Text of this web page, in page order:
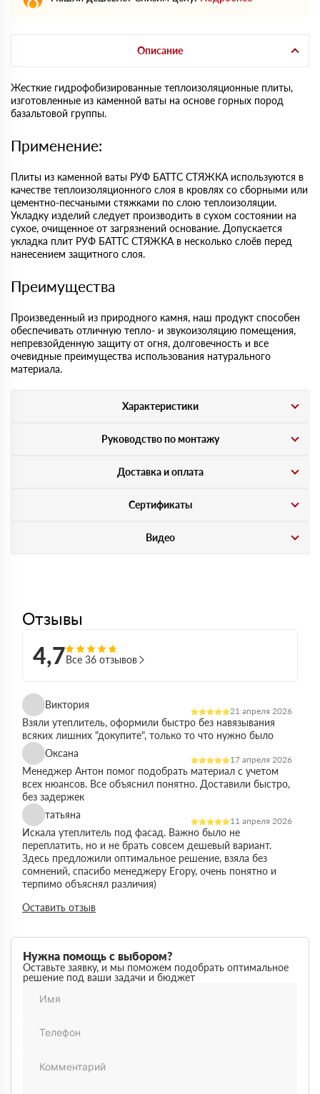
Описание
Жесткие гидрофобизированные теплоизоляционные плиты,
изготовленные из каменной ваты на основе горных пород
базальтовой группы.
Применение:
Плиты из каменной ваты РУФ БАТТС СТЯЖКА используются в
качестве теплоизоляционного слоя в кровлях со сборными или
цементно-песчаными стяжками по слою теплоизоляции.
Укладку изделий следует производить в сухом состоянии на
сухое, очищенное от загрязнений основание. Допускается
укладка плит РУФ БАТТС СТЯЖКА в несколько слоёв перед
нанесением защитного слоя.
Преимущества
Произведенный из природного камня, наш продукт способен
обеспечивать отличную тепло- и звукоизоляцию помещения,
непревзойденную защиту от огня, долговечность и все
очевидные преимущества использования натурального
материала.
Характеристики
Руководство по монтажу
Доставка и оплата
Сертификаты
Видео
Отзывы
4,7Все 36 отзывов
Виктория
21 апреля 2026
Взяли утеплитель, оформили быстро без навязывания
всяких лишних "докупите", только то что нужно было
Оксана
17 апреля 2026
Менеджер Антон помог подобрать материал с учетом
всех нюансов. Все объяснил понятно. Доставили быстро,
без задержек
татьяна
11 апреля 2026
Искала утеплитель под фасад. Важно было не
переплатить, но и не брать совсем дешевый вариант.
Здесь предложили оптимальное решение, взяла без
сомнений, спасибо менеджеру Егору, очень понятно и
терпимо объяснял различия)
Максим
03 марта 2026
Немного запутался в видах утеплителей но помогли
разобратсья, менеджеры быстро связались и помогли
Заказывал утеплитель для дачи. Объем небольшой, но
отношение нормальное, наверное будем заказывать еще
Оставить отзыв
Нужна помощь с выбором?
Оставьте заявку, и мы поможем подобрать оптимальное
решение под ваши задачи и бюджет